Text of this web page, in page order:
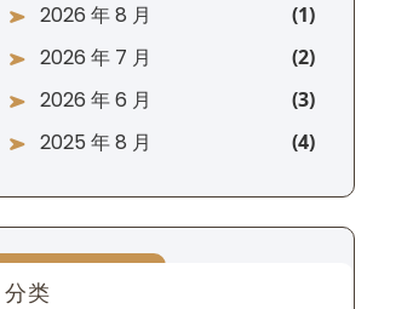
2026 年 8 月
2026 年 7 月
2026 年 6 月
2025 年 8 月
分类